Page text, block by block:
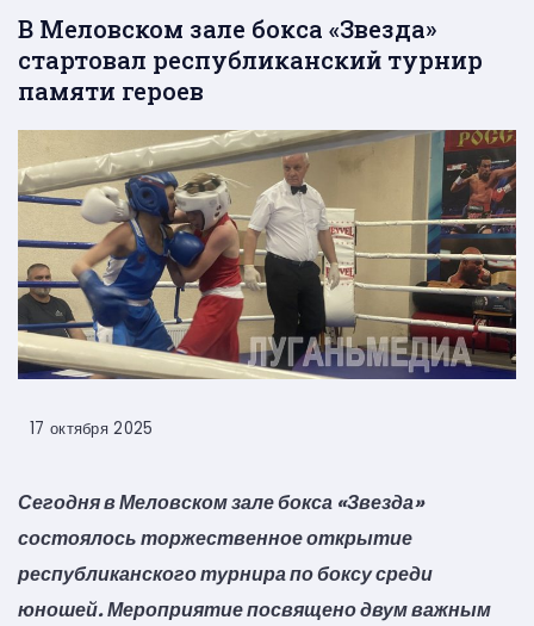
В Меловском зале бокса «Звезда»
стартовал республиканский турнир
памяти героев
17 октября 2025
Сегодня в Меловском зале бокса «Звезда»
состоялось торжественное открытие
республиканского турнира по боксу среди
юношей. Мероприятие посвящено двум важным